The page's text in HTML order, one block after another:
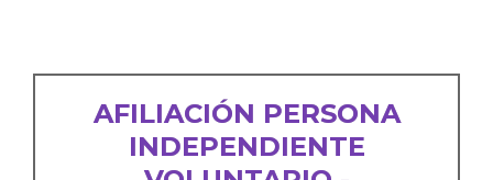
AFILIACIÓN PERSONA
INDEPENDIENTE